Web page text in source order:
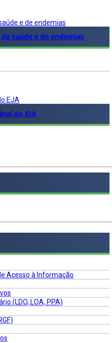
e de endemias
saúde e de endemias
EJA
do EJA
Acesso à Informação
(LDO, LOA, PPA)